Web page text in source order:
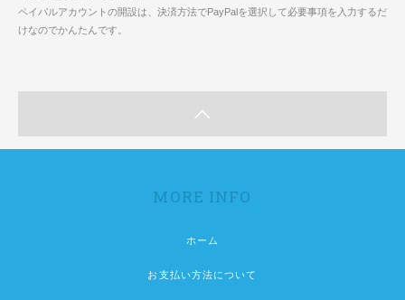
ペイパルアカウントの開設は、決済方法でPayPalを選択して必要事項を入力するだ
けなのでかんたんです。
MORE INFO
ホーム
お支払い方法について